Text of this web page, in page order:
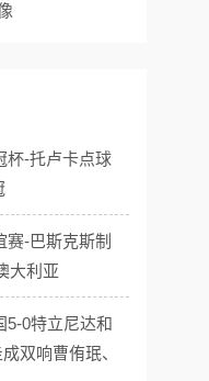
杯-托卢卡点球
赛-巴斯克斯制
大利亚
5-0特立尼达和
双响曹侑珉、